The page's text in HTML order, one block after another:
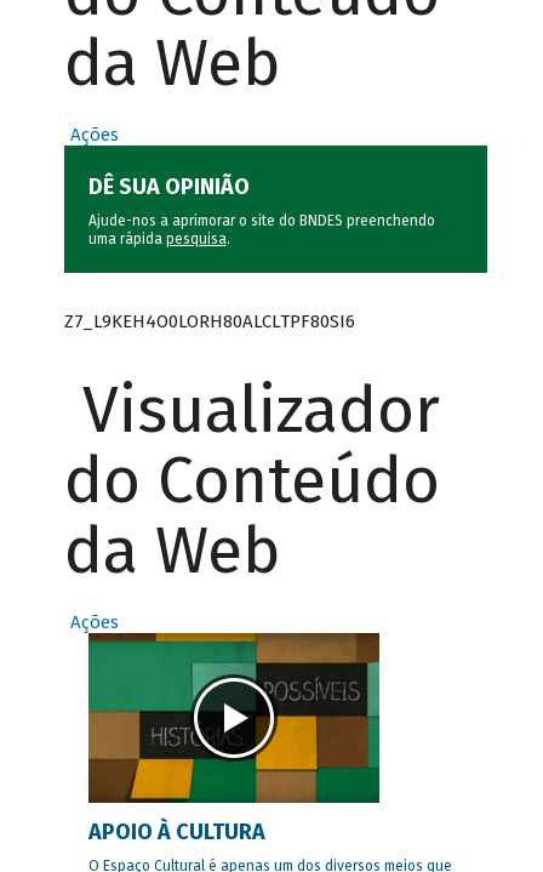
da Web
Ações
DÊ SUA OPINIÃO
Ajude-nos a aprimorar o site do BNDES preenchendo
uma rápida pesquisa.
Z7_L9KEH4O0LORH80ALCLTPF80SI6
Visualizador
do Conteúdo
da Web
Ações
APOIO À CULTURA
O Espaço Cultural é apenas um dos diversos meios que